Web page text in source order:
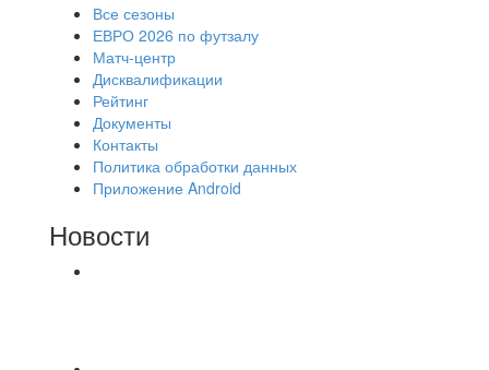
Все сезоны
ЕВРО 2026 по футзалу
Матч-центр
Дисквалификации
Рейтинг
Документы
Контакты
Политика обработки данных
Приложение Android
Новости